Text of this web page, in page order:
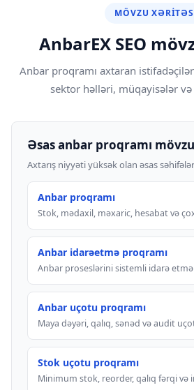
MÖVZU
AnbarEX SEO
Anbar proqramı axtaran
sektor həlləri, müqayisələr
Əsas anbar proqramı
Axtarış niyyəti yüksək olan əsas
Anbar proqramı
Stok, mədaxil, məxaric, hesabat və
Anbar idarəetmə proqramı
Anbar proseslərini sistemli idarə
Anbar uçotu proqramı
Maya dəyəri, qalıq, sənəd və audit
Stok uçotu proqramı
Minimum stok, reorder, qalıq fərqi və